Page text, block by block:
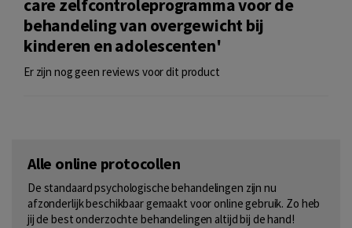
care zelfcontroleprogramma voor de
behandeling van overgewicht bij
kinderen en adolescenten'
Er zijn nog geen reviews voor dit product
Alle online protocollen
De standaard psychologische behandelingen zijn nu
afzonderlijk beschikbaar gemaakt voor online gebruik. Zo heb
jij de best onderzochte behandelingen altijd bij de hand!